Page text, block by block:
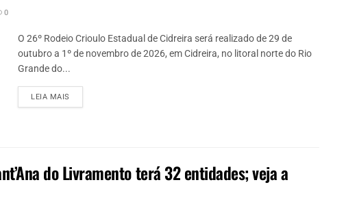
0
O 26º Rodeio Crioulo Estadual de Cidreira será realizado de 29 de
outubro a 1º de novembro de 2026, em Cidreira, no litoral norte do Rio
Grande do...
LEIA MAIS
do Livramento terá 32 entidades; veja a